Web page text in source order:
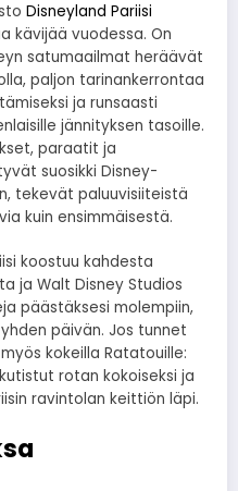
Disneyland Pariisi
kävijää vuodessa. On
satumaailmat heräävät
paljon tarinankerrontaa
ja runsaasti
jännityksen tasoille.
paraatit ja
suosikki Disney-
tekevät paluuvisiiteistä
kuin ensimmäisestä.
koostuu kahdesta
ja Walt Disney Studios
päästäksesi molempiin,
päivän. Jos tunnet
kokeilla Ratatouille:
rotan kokoiseksi ja
ravintolan keittiön läpi.